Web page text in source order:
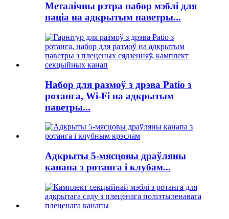
Металічны рэтра набор мэблі для
паціа на адкрытым паветры...
Набор для размоў з дрэва Patio з
ротанга, Wi-Fi на адкрытым
паветры...
Адкрыты 5-мясцовы драўляны
канапа з ротанга і клубам...